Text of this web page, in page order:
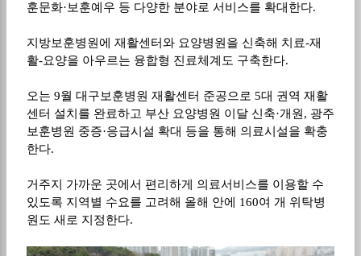
훈문화·보훈예우 등 다양한 분야로 서비스를 확대한다.
지방보훈병원에 재활센터와 요양병원을 신축해 치료-재
활-요양을 아우르는 융합형 진료체계도 구축한다.
오는 9월 대구보훈병원 재활센터 준공으로 5대 권역 재활
센터 설치를 완료하고 부산 요양병원 이달 신축·개원 , 광주
보훈병원 중증·응급시설 확대 등을 통해 의료시설을 확충
한다.
거주지 가까운 곳에서 편리하게 의료서비스를 이용할 수
있도록 지역별 수요를 고려해 올해 안에 160여 개 위탁병
원도 새로 지정한다.